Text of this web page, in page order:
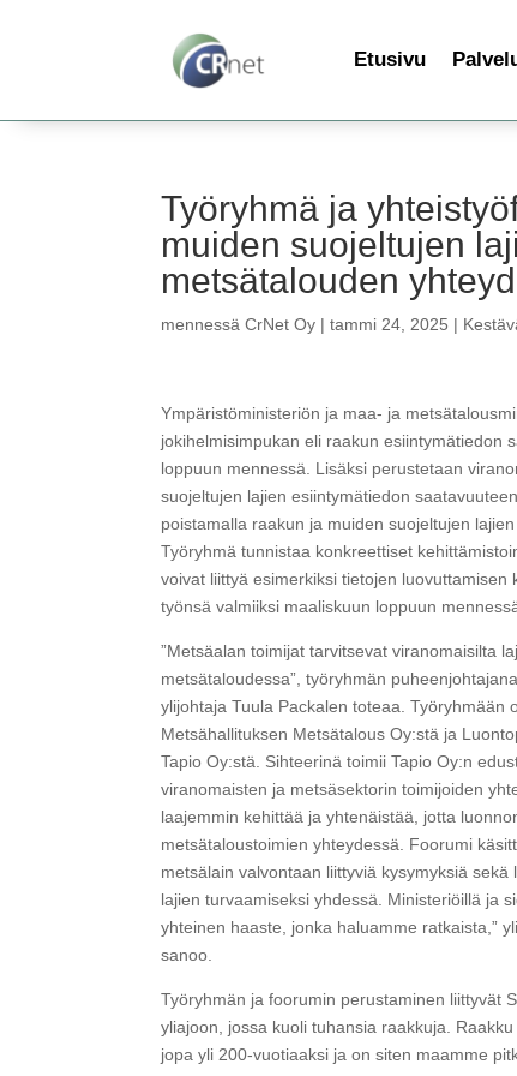
Etusivu
Työryhmä ja
muiden suojeltujen
metsätalouden
mennessäCrNet Oy |tammi 24, 2025 |
Ympäristöministeriön ja maa- ja
jokihelmisimpukan eli raakun esiintymätiedon
loppuun mennessä. Lisäksi perustetaan
suojeltujen lajien esiintymätiedon
poistamalla raakun ja muiden suojeltujen
Työryhmä tunnistaa konkreettiset
voivat liittyä esimerkiksi tietojen
työnsä valmiiksi maaliskuun loppuun
”Metsäalan toimijat tarvitsevat viranomaisilta
metsätaloudessa”, työryhmän
ylijohtaja Tuula Packalen toteaa. Työryhmään
Metsähallituksen Metsätalous Oy:stä ja
Tapio Oy:stä. Sihteerinä toimii Tapio Oy:n
viranomaisten ja metsäsektorin toimijoiden
laajemmin kehittää ja yhtenäistää, jotta
metsätaloustoimien yhteydessä. Foorumi
metsälain valvontaan liittyviä kysymyksiä
lajien turvaamiseksi yhdessä. Ministeriöillä ja
yhteinen haaste, jonka haluamme ratkaista,”
sanoo.
Työryhmän ja foorumin perustaminen liittyvät
yliajoon, jossa kuoli tuhansia raakkuja.
jopa yli 200-vuotiaaksi ja on siten maamme